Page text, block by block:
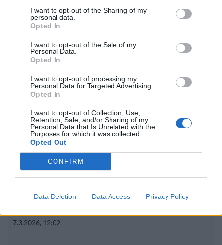
I want to opt-out of the Sharing of my
personal data.
Opted In
I want to opt-out of the Sale of my
Personal Data.
Opted In
I want to opt-out of processing my
Personal Data for Targeted Advertising.
Opted In
I want to opt-out of Collection, Use,
Retention, Sale, and/or Sharing of my
Personal Data that Is Unrelated with the
Purposes for which it was collected.
Opted Out
CONFIRM
Data Deletion Data Access Privacy Policy
Kela voi leikata tukia ulkomaanmatkan
vuoksi
Suolikaasun tuoksu levisi Spider-Man -
näytöksessä – yleisö poistui paikalta
Uutiset
7.3.2026, 12:02